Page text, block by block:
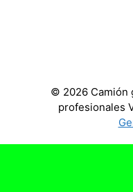
© 2026 Camión
profesionales